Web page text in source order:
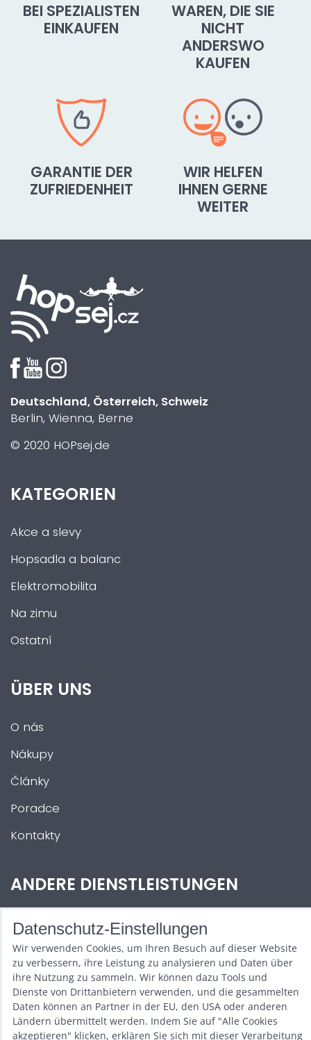
BEI SPEZIALISTEN
EINKAUFEN
WAREN, DIE SIE
NICHT
ANDERSWO
KAUFEN
GARANTIE DER
ZUFRIEDENHEIT
WIR HELFEN
IHNEN GERNE
WEITER
Deutschland, Österreich, Schweiz
Berlin, Wienna, Berne
© 2020 HOPsej.de
KATEGORIEN
Akce a slevy
Hopsadla a balanc
Elektromobilita
Na zimu
Ostatní
ÜBER UNS
O nás
Nákupy
Články
Poradce
Kontakty
ANDERE DIENSTLEISTUNGEN
Zábava na Vaši akci
Půjčovna
Promotéři
Kurzy a setkání
Velkoobchod
Datenschutz-Einstellungen
Wir verwenden Cookies, um Ihren Besuch auf dieser Website
zu verbessern, ihre Leistung zu analysieren und Daten über
ihre Nutzung zu sammeln. Wir können dazu Tools und
Dienste von Drittanbietern verwenden, und die gesammelten
Daten können an Partner in der EU, den USA oder anderen
Ländern übermittelt werden. Indem Sie auf "Alle Cookies
akzeptieren" klicken, erklären Sie sich mit dieser Verarbeitung